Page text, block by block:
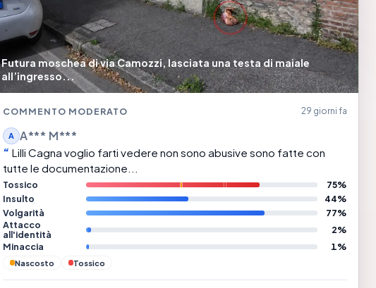
Futura moschea di via Camozzi, lasciata una testa di maiale
all’ingresso...
COMMENTO MODERATO 29 giorni fa
A A*** M***
Lilli Cagna voglio farti vedere non sono abusive sono fatte con
tutte le documentazione...
Tossico
75%
Insulto
44%
Volgarità
77%
Attacco
all'identità
2%
Minaccia
1%
Nascosto Tossico